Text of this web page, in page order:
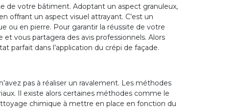
de votre bâtiment. Adoptant un aspect granuleux,
offrant un aspect visuel attrayant. C’est un
ou en pierre. Pour garantir la réussite de votre
vous partagera des avis professionnels. Alors
parfait dans l’application du crépi de façade.
pas à réaliser un ravalement. Les méthodes
Il existe alors certaines méthodes comme le
chimique à mettre en place en fonction du